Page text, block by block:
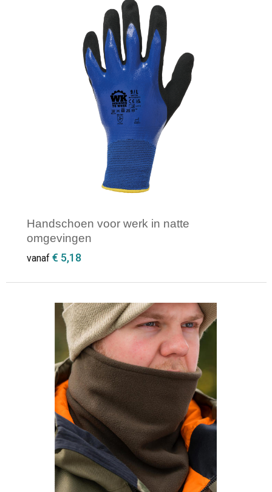
Minimale afname: 1
Handschoen voor werk in natte
omgevingen
vanaf € 5,18
Minimale afname: 1